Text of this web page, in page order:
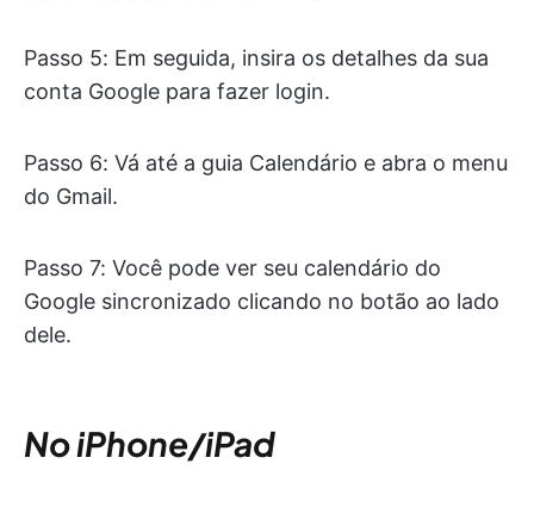
Passo 5: Em seguida, insira os detalhes da sua
conta Google para fazer login.
Passo 6: Vá até a guia Calendário e abra o menu
do Gmail.
Passo 7: Você pode ver seu calendário do
Google sincronizado clicando no botão ao lado
dele.
No iPhone/iPad